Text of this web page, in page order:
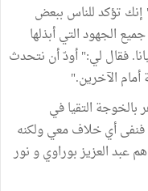
إنك تؤكد للناس ببعض
الجهود التي أبذلها
فقال لي:" أودّ أن نتحدث
أمام الآخرين."
والطاهر بالخوجة التقيا في
فنفى أي خلاف معي ولكنه
عبد العزيز بوراوي و نور